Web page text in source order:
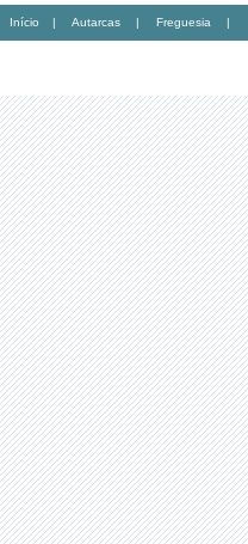
Início | Autarcas | Freguesia |